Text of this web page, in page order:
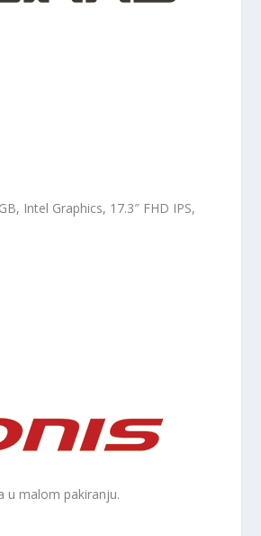
Intel Graphics, 17.3″ FHD IPS,
u malom pakiranju.